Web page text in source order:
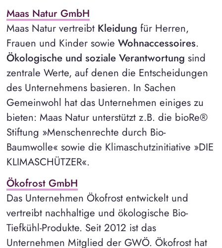
Maas Natur GmbH
Maas Natur vertreibt Kleidung für Herren,
Frauen und Kinder sowie Wohnaccessoires.
Ökologische und soziale Verantwortung sind
zentrale Werte, auf denen die Entscheidungen
des Unternehmens basieren. In Sachen
Gemeinwohl hat das Unternehmen einiges zu
bieten: Maas Natur unterstützt z.B. die bioRe®
Stiftung »Menschenrechte durch Bio-
Baumwolle« sowie die Klimaschutzinitiative »DIE
KLIMASCHÜTZER«.
Ökofrost GmbH
Das Unternehmen Ökofrost entwickelt und
vertreibt nachhaltige und ökologische Bio-
Tiefkühl-Produkte. Seit 2012 ist das
Unternehmen Mitglied der GWÖ. Ökofrost hat